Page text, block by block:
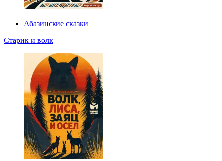
Абазинские сказки
Старик и волк